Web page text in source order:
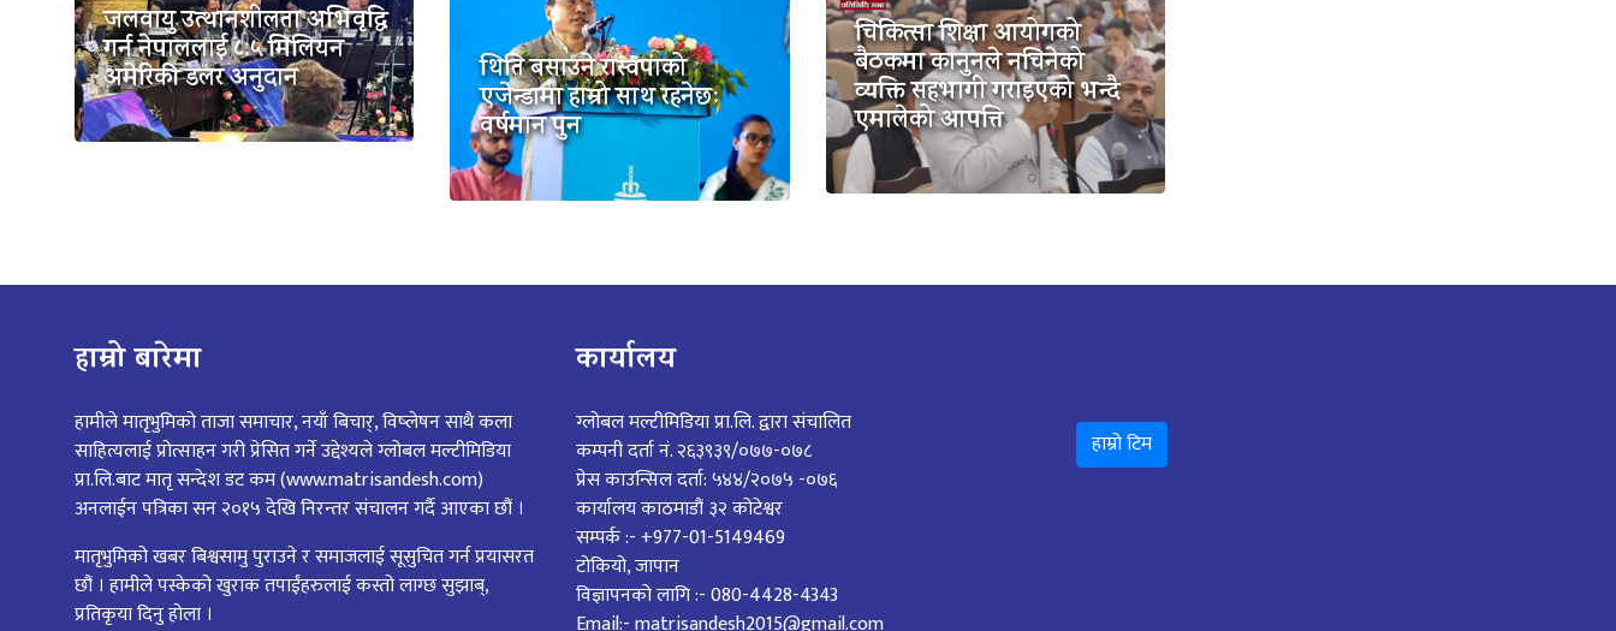
जलवायु उत्थानशीलता अभिवृद्धि
गर्न नेपाललाई ८.५ मिलियन
अमेरिकी डलर अनुदान थिति बसाउने रास्वपाको
एजेन्डामा हाम्रो साथ रहनेछः
वर्षमान पुन
चिकित्सा शिक्षा आयोगको
बैठकमा कानुनले नचिनेको
व्यक्ति सहभागी गराइएको भन्दै
एमालेको आपत्ति
हाम्रो बारेमा
हामीले मातृभुमिको ताजा समाचार, नयाँ बिचार्, विष्लेषन साथै कला
साहित्यलाई प्रोत्साहन गरी प्रेसित गर्ने उद्देश्यले ग्लोबल मल्टीमिडिया
प्रा.लि.बाट मातृ सन्देश डट कम (www.matrisandesh.com)
अनलाईन पत्रिका सन २०१५ देखि निरन्तर संचालन गर्दै आएका छौं ।
मातृभुमिको खबर बिश्वसामु पुराउने र समाजलाई सूसुचित गर्न प्रयासरत
छौं । हामीले पस्केको खुराक तपाईंहरुलाई कस्तो लाग्छ सुझाब्,
प्रतिकृया दिनु होला ।
कार्यालय
ग्लोबल मल्टीमिडिया प्रा.लि. द्वारा संचालित
कम्पनी दर्ता नं. २६३९३९/०७७-०७८
प्रेस काउन्सिल दर्ता: ५४४/२०७५ -०७६
कार्यालय काठमाडौं ३२ कोटेश्वर
सम्पर्क :- +977-01-5149469
टोकियो, जापान
विज्ञापनको लागि :- 080-4428-4343
हाम्रो टिम